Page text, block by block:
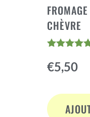
CHÈVRE
4.72
sur 5
€5,50